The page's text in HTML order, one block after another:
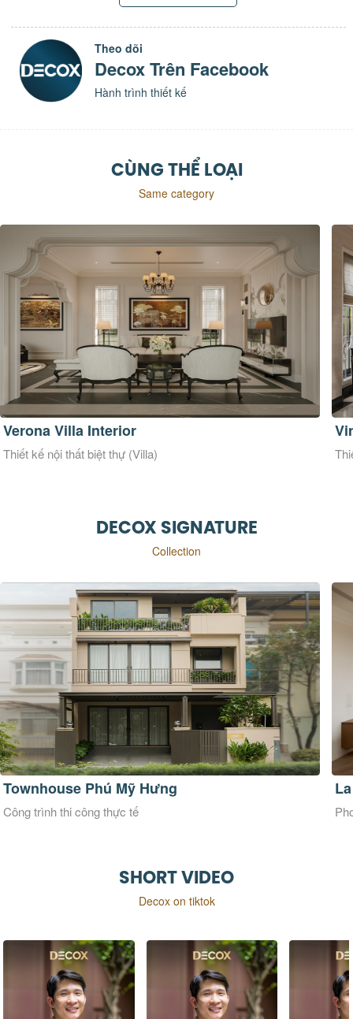
Theo dõi
Decox Trên Facebook
Hành trình thiết kế
CÙNG THỂ LOẠI
Same category
Vinhomes Grandpark Villa
Thiết kế nội thất biệt thự (Villa)
DECOX SIGNATURE
Collection
La Maison Douce
Phong cách thiết kế Đương đại
SHORT VIDEO
Decox on tiktok